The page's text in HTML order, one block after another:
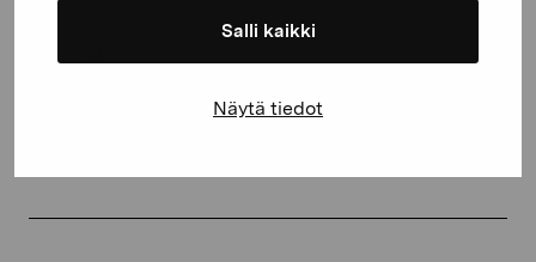
Salli kaikki
Näytä tiedot